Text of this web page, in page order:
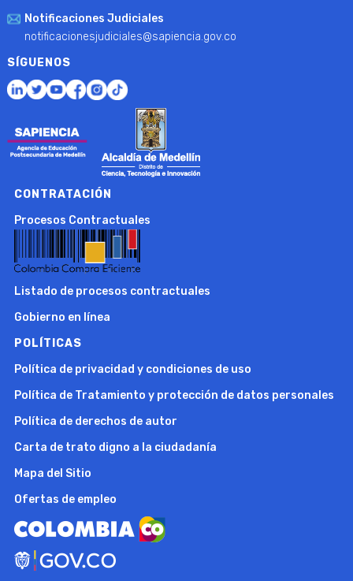
Notificaciones Judiciales
notificacionesjudiciales@sapiencia.gov.co
SÍGUENOS
CONTRATACIÓN
Procesos Contractuales
Listado de procesos contractuales
Gobierno en línea
POLÍTICAS
Política de privacidad y condiciones de uso
Política de Tratamiento y protección de datos personales
Política de derechos de autor
Carta de trato digno a la ciudadanía
Mapa del Sitio
Ofertas de empleo